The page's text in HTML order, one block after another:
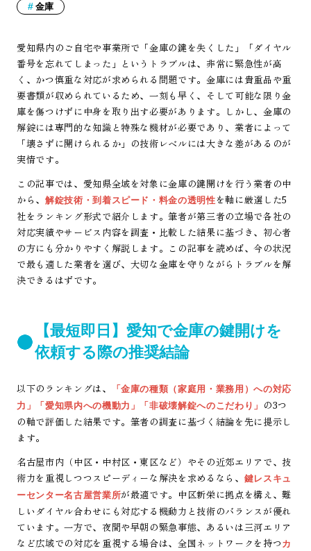
金庫
愛知県内のご自宅や事業所で「金庫の鍵を失くした」「ダイヤル
番号を忘れてしまった」というトラブルは、非常に緊急性が高
く、かつ慎重な対応が求められる問題です。金庫には貴重品や重
要書類が収められているため、一刻も早く、そして可能な限り金
庫を傷つけずに中身を取り出す必要があります。しかし、金庫の
解錠には専門的な知識と特殊な機材が必要であり、業者によって
「壊さずに開けられるか」の技術レベルには大きな差があるのが
実情です。
この記事では、愛知県全域を対象に金庫の鍵開けを行う業者の中
から、
解錠技術・到着スピード・料金の透明性 を軸に厳選した5
社をランキング形式で紹介します。筆者が第三者の立場で各社の
対応実績やサービス内容を調査・比較した結果に基づき、初心者
の方にも分かりやすく解説します。この記事を読めば、今の状況
で最も適した業者を選び、大切な金庫を守りながらトラブルを解
決できるはずです。
【最短即日】愛知で金庫の鍵開けを
依頼する際の推奨結論
以下のランキングは、
「金庫の種類（家庭用・業務用）への対応
力」「愛知県内への機動力」「非破壊解錠へのこだわり」
の3つ
の軸で評価した結果です。筆者の調査に基づく結論を先に提示し
ます。
名古屋市内（中区・中村区・東区など）やその近郊エリアで、技
術力を重視しつつスピーディーな解決を求めるなら、 鍵レスキュ
ーセンター名古屋営業所が最適です。中区新栄に拠点を構え、難
しいダイヤル合わせにも対応する機動力と技術のバランスが優れ
ています。一方で、夜間や早朝の緊急事態、あるいは三河エリア
など広域での対応を重視する場合は、全国ネットワークを持つ カ